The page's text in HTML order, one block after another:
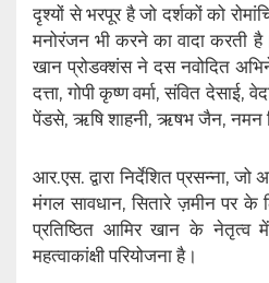
दृश्यों से भरपूर है जो दर्शकों को
मनोरंजन भी करने का वादा करती
खान प्रोडक्शंस ने दस नवोदित
दत्ता, गोपी कृष्ण वर्मा, संवित देसाई,
पेंडसे, ऋषि शाहनी, ऋषभ जैन, नमन
आर.एस. द्वारा निर्देशित प्रसन्ना,
मंगल सावधान, सितारे ज़मीन पर
प्रतिष्ठित आमिर खान के
महत्वाकांक्षी परियोजना है।